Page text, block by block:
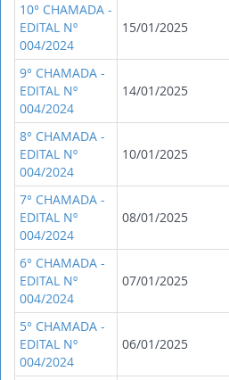
10° CHAMADA -
EDITAL Nº
004/2024
15/01/2025
9° CHAMADA -
EDITAL Nº
004/2024
14/01/2025
8° CHAMADA -
EDITAL Nº
004/2024
10/01/2025
7° CHAMADA -
EDITAL Nº
004/2024
08/01/2025
6° CHAMADA -
EDITAL Nº
004/2024
07/01/2025
5° CHAMADA -
EDITAL Nº
004/2024
06/01/2025